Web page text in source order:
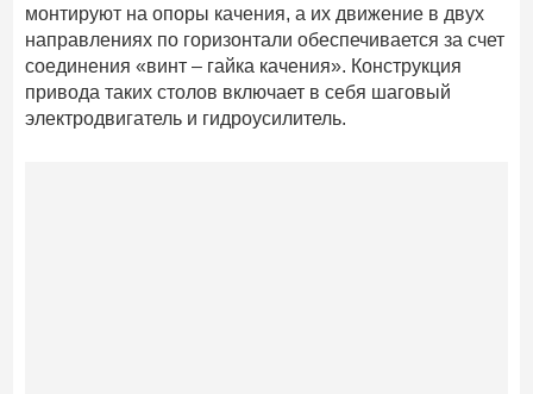
монтируют на опоры качения, а их движение в двух
направлениях по горизонтали обеспечивается за счет
соединения «винт – гайка качения». Конструкция
привода таких столов включает в себя шаговый
электродвигатель и гидроусилитель.